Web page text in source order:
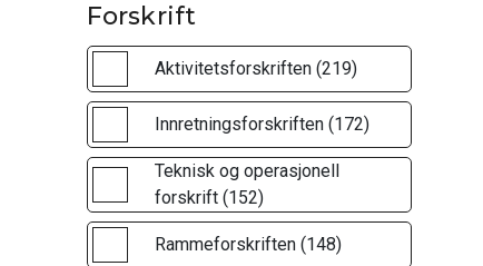
Forskrift
Aktivitetsforskriften (219)
Innretningsforskriften (172)
Teknisk og operasjonell
forskrift (152)
Rammeforskriften (148)